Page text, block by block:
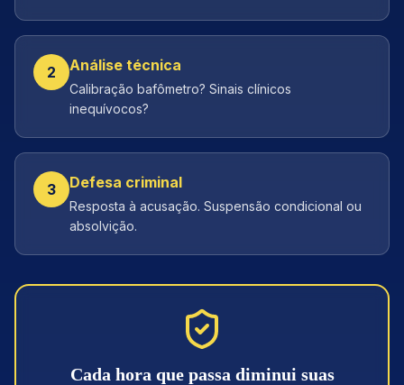
2 Análise técnica
Calibração bafômetro? Sinais clínicos
inequívocos?
3 Defesa criminal
Resposta à acusação. Suspensão condicional ou
absolvição.
Cada hora que passa diminui suas